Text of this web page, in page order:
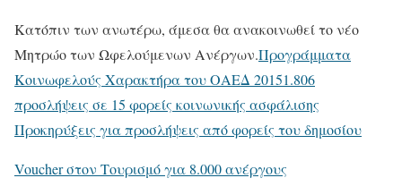
Κατόπιν των ανωτέρω, άμεσα θα ανακοινωθεί το νέο
Μητρώο των Ωφελούμενων Ανέργων.Προγράμματα
Κοινωφελούς Χαρακτήρα του ΟΑΕΔ 20151.806
προσλήψεις σε 15 φορείς κοινωνικής ασφάλισης
Προκηρύξεις για προσλήψεις από φορείς του δημοσίου
Voucher στον Τουρισμό για 8.000 ανέργους